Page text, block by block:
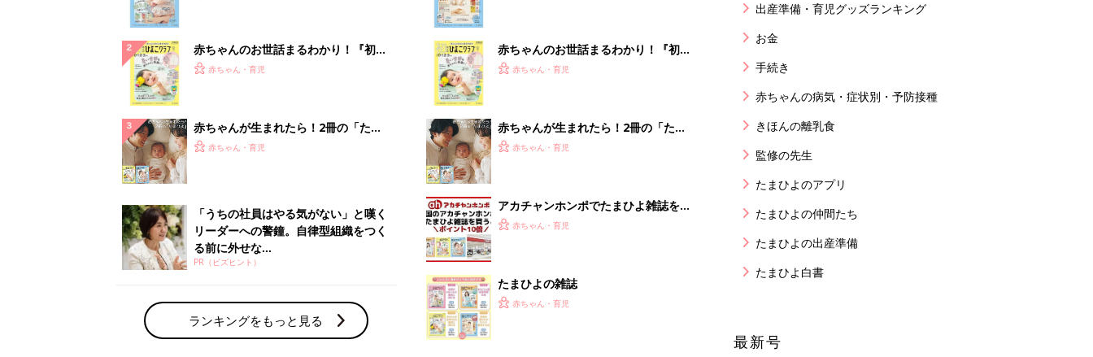
ランキングをもっと見る
リーダーへの警鐘。自律型組織をつく
る前に外せな...
PR（ビズヒント）
赤ちゃん・育児の人気テーマ
育児日記・マンガ
離乳食はいつから？進め方は？「たまひよ きほんの離
出産準備・育児グッズランキング
お金
手続き
赤ちゃんの病気・症状別・予防接種
きほんの離乳食
監修の先生
たまひよのアプリ
たまひよの仲間たち
たまひよの出産準備
たまひよ白書
最新号